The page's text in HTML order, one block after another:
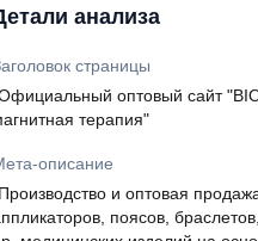
анализа
страницы
оптовый сайт
терапия"
описание
и оптовая
поясов,